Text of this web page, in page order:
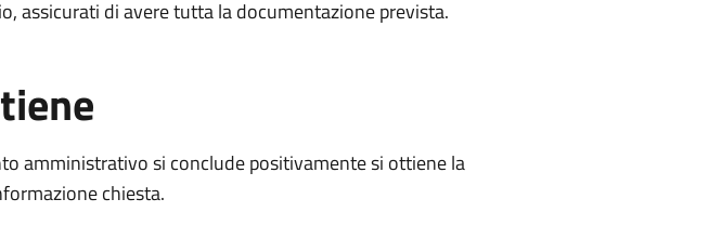
assicurati di avere tutta la documentazione prevista.
amministrativo si conclude positivamente si ottiene la
chiesta.